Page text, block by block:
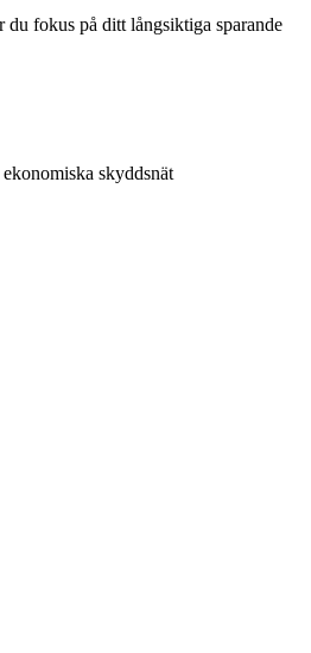
fokus på ditt långsiktiga sparande
skyddsnät